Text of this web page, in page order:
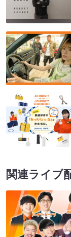
関連ライブ